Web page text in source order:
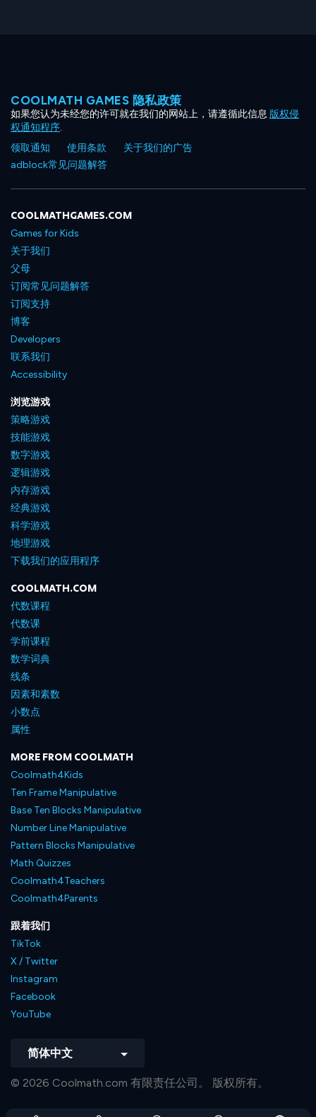
COOLMATH GAMES 隐私政策
如果您认为未经您的许可就在我们的网站上，请遵循此信息 版权侵
权通知程序.
领取通知
使用条款
关于我们的广告
adblock常见问题解答
COOLMATHGAMES.COM
Games for Kids
关于我们
父母
订阅常见问题解答
订阅支持
博客
Developers
联系我们
Accessibility
浏览游戏
策略游戏
技能游戏
数字游戏
逻辑游戏
内存游戏
经典游戏
科学游戏
地理游戏
下载我们的应用程序
COOLMATH.COM
代数课程
代数课
学前课程
数学词典
线条
因素和素数
小数点
属性
MORE FROM COOLMATH
Coolmath4Kids
Ten Frame Manipulative
Base Ten Blocks Manipulative
Number Line Manipulative
Pattern Blocks Manipulative
Math Quizzes
Coolmath4Teachers
Coolmath4Parents
跟着我们
TikTok
X / Twitter
Instagram
Facebook
YouTube
简体中文
© 2026 Coolmath.com 有限责任公司。 版权所有。